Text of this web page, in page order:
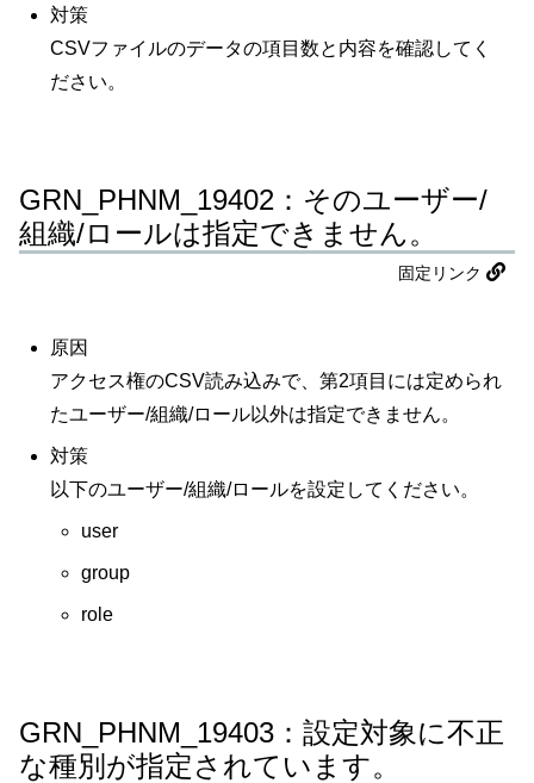
対策
CSVファイルのデータの項目数と内容を確認してく
ださい。
GRN_PHNM_19402：そのユーザー/
組織/ロールは指定できません。
固定リンク
原因
アクセス権のCSV読み込みで、第2項目には定められ
たユーザー/組織/ロール以外は指定できません。
対策
以下のユーザー/組織/ロールを設定してください。
user
group
role
GRN_PHNM_19403：設定対象に不正
な種別が指定されています。